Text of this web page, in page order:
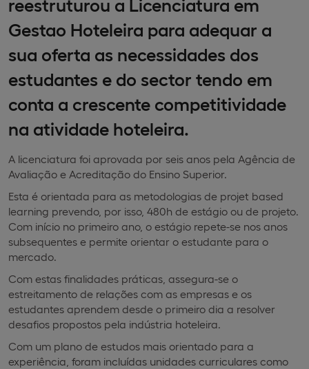
Gestao Hoteleira para adequar a
sua oferta as necessidades dos
estudantes e do sector tendo em
conta a crescente competitividade
na atividade hoteleira.
A licenciatura foi aprovada por seis anos pela Agência de
Avaliação e Acreditação do Ensino Superior.
Esta é orientada para as metodologias de projet based
learning prevendo, por isso, 480h de estágio ou de projeto.
Com início no primeiro ano, o estágio repete-se nos anos
subsequentes e permite orientar o estudante para o
mercado.
Com estas finalidades práticas, assegura-se o
estreitamento de relações com as empresas e os
estudantes aprendem desde o primeiro dia a resolver
desafios propostos pela indústria hoteleira.
Com um plano de estudos mais orientado para a
experiência, foram incluídas unidades curriculares como